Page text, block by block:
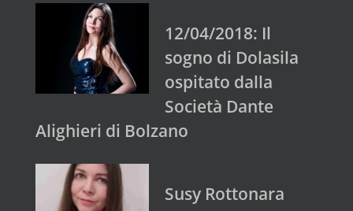
12/04/2018: Il
sogno di Dolasila
ospitato dalla
Società Dante
Alighieri di Bolzano
Susy Rottonara